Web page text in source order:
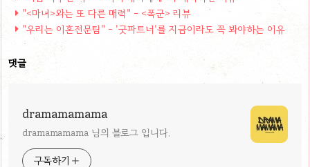
"<마녀>와는 또 다른 매력" - <폭군> 리뷰
"우리는 이혼전문팀" - '굿파트너'를 지금이라도 꼭 봐야하는 이유
댓글
dramamamama
dramamamama 님의 블로그 입니다.
구독하기